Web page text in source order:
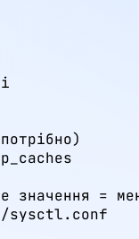
значення =
sysctl.conf